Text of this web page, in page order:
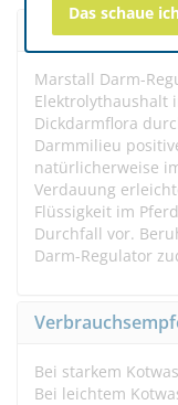
Beschreibung
Marstall Darm-
Elektrolythaushalt
Dickdarmflora
Darmmilieu
natürlicherweise
Verdauung
Flüssigkeit im
Durchfall vor.
Darm-Regulator
Bei starkem
Bei leichtem
Das schaue